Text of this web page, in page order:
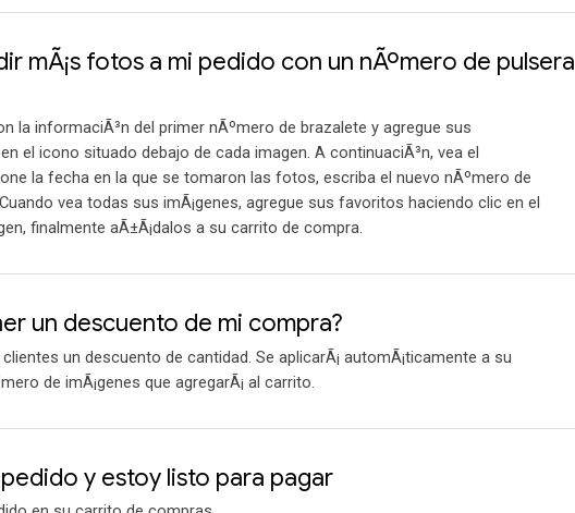
mÃ¡s fotos a mi pedido con un nÃºmero de pulsera
la informaciÃ³n del primer nÃºmero de brazalete y agregue sus
el icono situado debajo de cada imagen. A continuaciÃ³n, vea el
la fecha en la que se tomaron las fotos, escriba el nuevo nÃºmero de
vea todas sus imÃ¡genes, agregue sus favoritos haciendo clic en el
finalmente aÃ±Ã¡dalos a su carrito de compra.
un descuento de mi compra?
un descuento de cantidad. Se aplicarÃ¡ automÃ¡ticamente a su
de imÃ¡genes que agregarÃ¡ al carrito.
y estoy listo para pagar